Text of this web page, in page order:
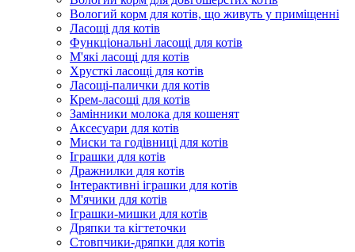
Вологий корм для котів, що живуть у приміщенні
Ласощі для котів
Функціональні ласощі для котів
М'які ласощі для котів
Хрусткі ласощі для котів
Ласощі-палички для котів
Крем-ласощі для котів
Замінники молока для кошенят
Аксесуари для котів
Миски та годівниці для котів
Іграшки для котів
Дражнилки для котів
Інтерактивні іграшки для котів
М'ячики для котів
Іграшки-мишки для котів
Дряпки та кігтеточки
Стовпчики-дряпки для котів